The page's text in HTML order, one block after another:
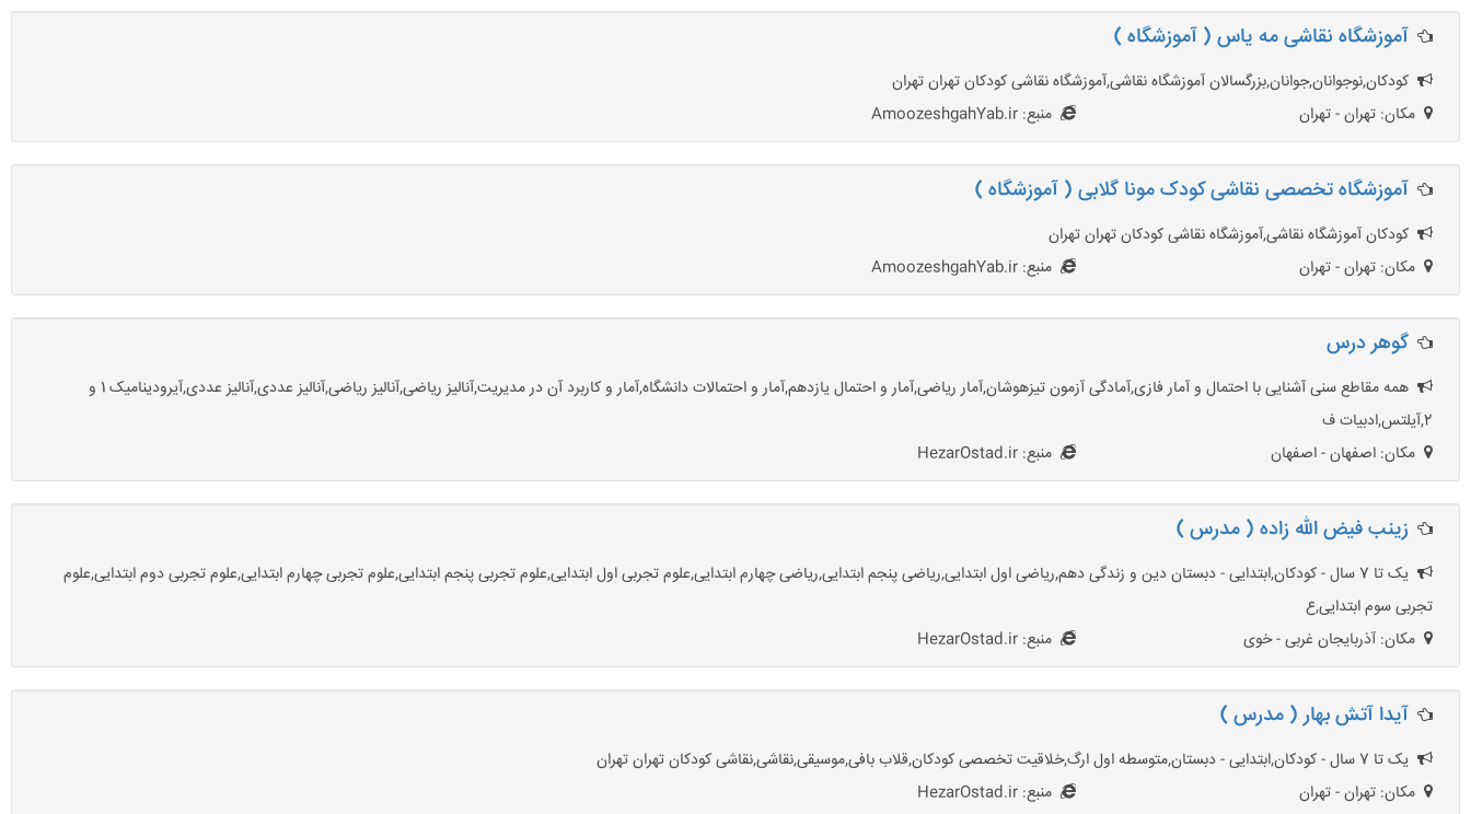
آموزشگاه نقاشی مه یاس ( آموزشگاه )
کودکان,نوجوانان,جوانان,بزرگسالان آموزشگاه نقاشی,آموزشگاه نقاشی کودکان تهران تهران
مکان: تهران - تهران
منبع: AmoozeshgahYab.ir
آموزشگاه تخصصی نقاشی کودک مونا گلابی ( آموزشگاه )
کودکان آموزشگاه نقاشی,آموزشگاه نقاشی کودکان تهران تهران
مکان: تهران - تهران
منبع: AmoozeshgahYab.ir
گوهر درس
همه مقاطع سنی آشنایی با احتمال و آمار فازی,آمادگی آزمون تیزهوشان,آمار ریاضی,آمار و احتمال یازدهم,آمار و احتمالات دانشگاه,آمار و کاربرد آن در مدیریت,آنالیز ریاضی,آنالیز ریاضی,آنالیز عددی,آنالیز عددی,آیرودینامیک 1 و
2,آیلتس,ادبیات ف
مکان: اصفهان - اصفهان
منبع: HezarOstad.ir
زینب فیض الله زاده ( مدرس )
یک تا 7 سال - کودکان,ابتدایی - دبستان دین و زندگی دهم,ریاضی اول ابتدایی,ریاضی پنجم ابتدایی,ریاضی چهارم ابتدایی,علوم تجربی اول ابتدایی,علوم تجربی پنجم ابتدایی,علوم تجربی چهارم ابتدایی,علوم تجربی دوم ابتدایی,علوم
تجربی سوم ابتدایی,ع
مکان: آذربایجان غربی - خوی
منبع: HezarOstad.ir
آیدا آتش بهار ( مدرس )
یک تا 7 سال - کودکان,ابتدایی - دبستان,متوسطه اول ارگ,خلاقیت تخصصی کودکان,قلاب بافی,موسیقی,نقاشی,نقاشی کودکان تهران تهران
مکان: تهران - تهران
منبع: HezarOstad.ir